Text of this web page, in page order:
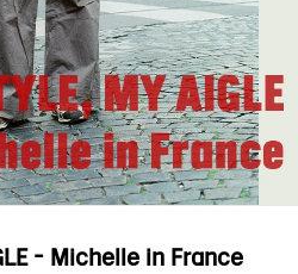
- Michelle in France